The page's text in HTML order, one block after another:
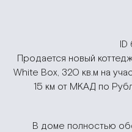
ID
Продается новый
White Box, 320 кв.м на
15 км от МКАД по
В доме полностью